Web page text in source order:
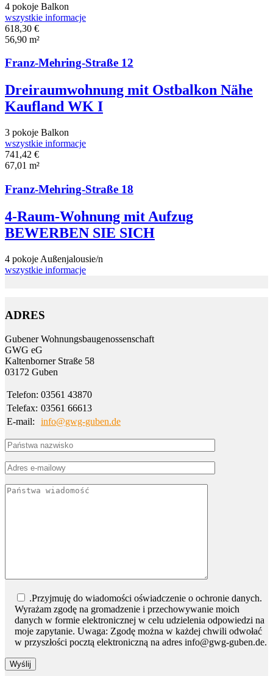
4 pokoje Balkon
wszystkie informacje
618,30 €
56,90 m²
Franz-Mehring-Straße 12
Dreiraumwohnung mit Ostbalkon Nähe
Kaufland WK I
3 pokoje Balkon
wszystkie informacje
741,42 €
67,01 m²
Franz-Mehring-Straße 18
4-Raum-Wohnung mit Aufzug
BEWERBEN SIE SICH
4 pokoje Außenjalousie/n
wszystkie informacje
ADRES
Gubener Wohnungs­bau­genossen­schaft
GWG eG
Kalten­borner Straße 58
03172 Guben
Telefon: 03561 43870
Telefax: 03561 66613
E-mail:
info@gwg-guben.de
Bitte lasse dieses Feld leer.
.Przyjmuję do wiadomości oświadczenie o ochronie danych.
Wyrażam zgodę na gromadzenie i przechowywanie moich
danych w formie elektronicznej w celu udzielenia odpowiedzi na
moje zapytanie. Uwaga: Zgodę można w każdej chwili odwołać
w przyszłości pocztą elektroniczną na adres info@gwg-guben.de.